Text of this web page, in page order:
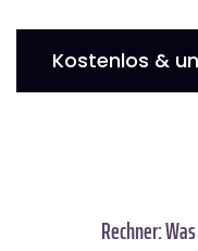
Kostenlos &
Rechner: